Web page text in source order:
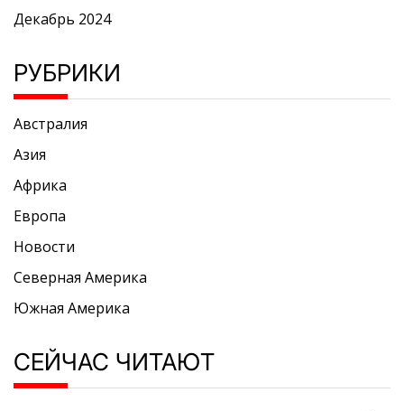
Декабрь 2024
РУБРИКИ
Австралия
Азия
Африка
Европа
Новости
Северная Америка
Южная Америка
СЕЙЧАС ЧИТАЮТ